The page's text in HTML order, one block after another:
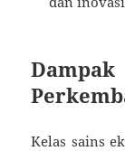
Kelas sains